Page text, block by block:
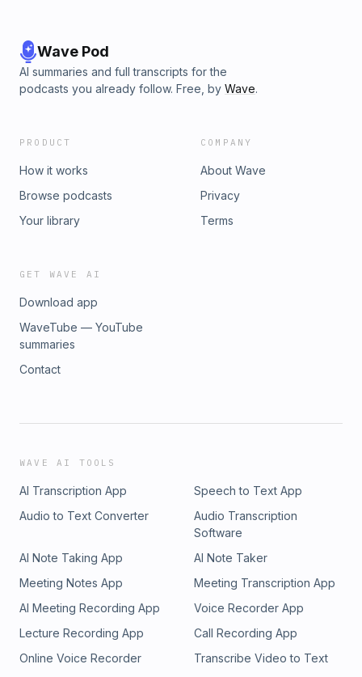
Wave Pod
AI summaries and full transcripts for the
podcasts you already follow. Free, by Wave.
PRODUCT
How it works
Browse podcasts
Your library
COMPANY
About Wave
Privacy
Terms
GET WAVE AI
Download app
WaveTube — YouTube
summaries
Contact
WAVE AI TOOLS
AI Transcription App
Speech to Text App
Audio to Text Converter
Audio Transcription
Software
AI Note Taking App
AI Note Taker
Meeting Notes App
Meeting Transcription App
AI Meeting Recording App
Voice Recorder App
Lecture Recording App
Call Recording App
Online Voice Recorder
Transcribe Video to Text